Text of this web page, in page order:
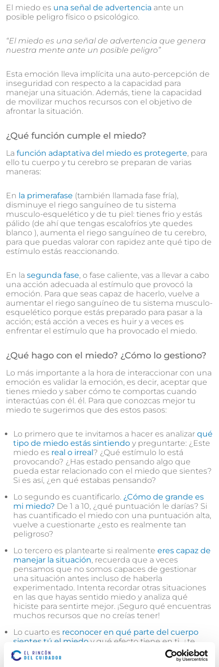
El miedo es una señal de advertencia ante un
posible peligro físico o psicológico.
“El miedo es una señal de advertencia que genera
nuestra mente ante un posible peligro”
Esta emoción lleva implícita una auto-percepción de
inseguridad con respecto a la capacidad para
manejar una situación. Además, tiene la capacidad
de movilizar muchos recursos con el objetivo de
afrontar la situación.
¿Qué función cumple el miedo?
La función adaptativa del miedo es protegerte, para
ello tu cuerpo y tu cerebro se preparan de varias
maneras:
En la primerafase (también llamada fase fría),
disminuye el riego sanguíneo de tu sistema
musculo-esquelético y de tu piel: tienes frio y estás
pálido (de ahí que tengas escalofríos yte quedes
blanco ), aumenta el riego sanguíneo de tu cerebro,
para que puedas valorar con rapidez ante qué tipo de
estímulo estás reaccionando.
En la segunda fase, o fase caliente, vas a llevar a cabo
una acción adecuada al estímulo que provocó la
emoción. Para que seas capaz de hacerlo, vuelve a
aumentar el riego sanguíneo de tu sistema musculo-
esquelético porque estás preparado para pasar a la
acción; está acción a veces es huir y a veces es
enfrentar el estímulo que ha provocado el miedo.
¿Qué hago con el miedo? ¿Cómo lo gestiono?
Lo más importante a la hora de interaccionar con una
emoción es validar la emoción, es decir, aceptar que
tienes miedo y saber cómo te comportas cuando
interactúas con él. él. Para que conozcas mejor tu
miedo te sugerimos que des estos pasos:
Lo primero que te invitamos a hacer es analizar qué
tipo de miedo estás sintiendo y preguntarte: ¿Este
miedo es real o irreal? ¿Qué estímulo lo está
provocando? ¿Has estado pensando algo que
pueda estar relacionado con el miedo que sientes?
Si es así, ¿en qué estabas pensando?
Lo segundo es cuantificarlo. ¿Cómo de grande es
mi miedo? De 1 a 10, ¿qué puntuación le darías? Si
has cuantificado el miedo con una puntuación alta,
vuelve a cuestionarte ¿esto es realmente tan
peligroso?
Lo tercero es plantearte si realmente eres capaz de
manejar la situación, recuerda que a veces
pensamos que no somos capaces de gestionar
una situación antes incluso de haberla
experimentado. Intenta recordar otras situaciones
en las que hayas sentido miedo y analiza qué
hiciste para sentirte mejor. ¡Seguro qué encuentras
muchos recursos que no creías tener!
Lo cuarto es reconocer en qué parte del cuerpo
sientes tú el miedo y qué efecto tiene en ti, ¿te
paraliza, te activa, tienes escalofríos, sientes calor?